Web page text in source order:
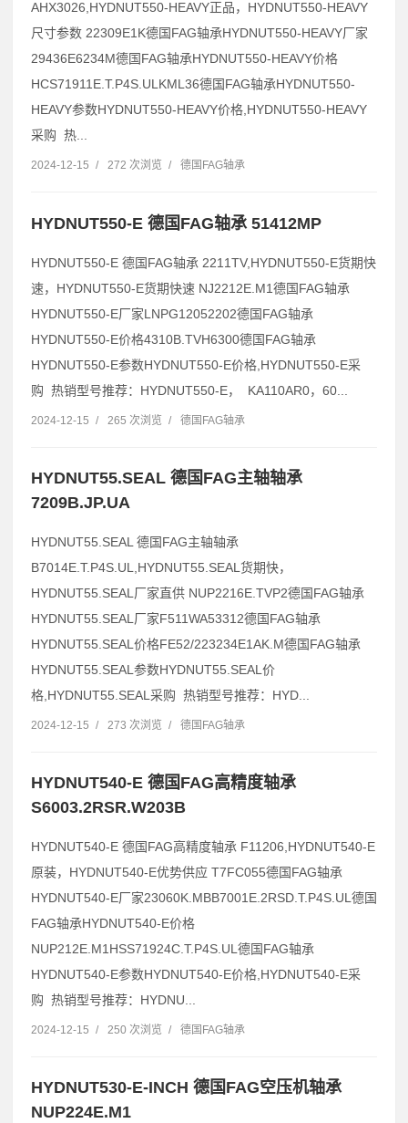
AHX3026,HYDNUT550-HEAVY正品，HYDNUT550-HEAVY
尺寸参数 22309E1K德国FAG轴承HYDNUT550-HEAVY厂家
29436E6234M德国FAG轴承HYDNUT550-HEAVY价格
HCS71911E.T.P4S.ULKML36德国FAG轴承HYDNUT550-
HEAVY参数HYDNUT550-HEAVY价格,HYDNUT550-HEAVY
采购 热...
2024-12-15 / 272 次浏览 / 德国FAG轴承
HYDNUT550-E 德国FAG轴承 51412MP
HYDNUT550-E 德国FAG轴承 2211TV,HYDNUT550-E货期快
速，HYDNUT550-E货期快速 NJ2212E.M1德国FAG轴承
HYDNUT550-E厂家LNPG12052202德国FAG轴承
HYDNUT550-E价格4310B.TVH6300德国FAG轴承
HYDNUT550-E参数HYDNUT550-E价格,HYDNUT550-E采
购 热销型号推荐：HYDNUT550-E， KA110AR0，60...
2024-12-15 / 265 次浏览 / 德国FAG轴承
HYDNUT55.SEAL 德国FAG主轴轴承
7209B.JP.UA
HYDNUT55.SEAL 德国FAG主轴轴承
B7014E.T.P4S.UL,HYDNUT55.SEAL货期快，
HYDNUT55.SEAL厂家直供 NUP2216E.TVP2德国FAG轴承
HYDNUT55.SEAL厂家F511WA53312德国FAG轴承
HYDNUT55.SEAL价格FE52/223234E1AK.M德国FAG轴承
HYDNUT55.SEAL参数HYDNUT55.SEAL价
格,HYDNUT55.SEAL采购 热销型号推荐：HYD...
2024-12-15 / 273 次浏览 / 德国FAG轴承
HYDNUT540-E 德国FAG高精度轴承
S6003.2RSR.W203B
HYDNUT540-E 德国FAG高精度轴承 F11206,HYDNUT540-E
原装，HYDNUT540-E优势供应 T7FC055德国FAG轴承
HYDNUT540-E厂家23060K.MBB7001E.2RSD.T.P4S.UL德国
FAG轴承HYDNUT540-E价格
NUP212E.M1HSS71924C.T.P4S.UL德国FAG轴承
HYDNUT540-E参数HYDNUT540-E价格,HYDNUT540-E采
购 热销型号推荐：HYDNU...
2024-12-15 / 250 次浏览 / 德国FAG轴承
HYDNUT530-E-INCH 德国FAG空压机轴承
NUP224E.M1